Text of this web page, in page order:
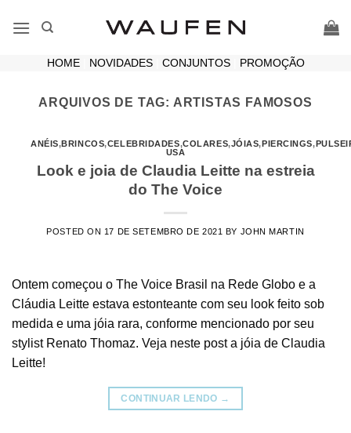
HOME| NOVIDADES| CONJUNTOS| PROMOÇÃO
ARQUIVOS DE TAG: ARTISTAS FAMOSOS
ANÉIS,BRINCOS,CELEBRIDADES,COLARES,JÓIAS,PIERCINGS,
USA
Look e joia de Claudia Leitte na estreia
do The Voice
POSTED ON 17 DE SETEMBRO DE 2021 BY JOHN MARTIN
Ontem começou o The Voice Brasil na Rede Globo e a
Cláudia Leitte estava estonteante com seu look feito sob
medida e uma jóia rara, conforme mencionado por seu
stylist Renato Thomaz. Veja neste post a jóia de Claudia
Leitte!
CONTINUAR LENDO →